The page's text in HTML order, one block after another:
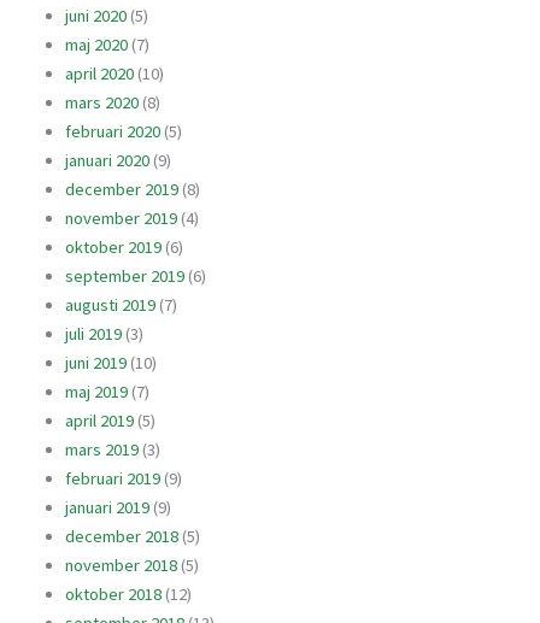
juni 2020(5)
maj 2020(7)
april 2020(10)
mars 2020(8)
februari 2020(5)
januari 2020(9)
december 2019(8)
november 2019(4)
oktober 2019(6)
september 2019(6)
augusti 2019(7)
juli 2019(3)
juni 2019(10)
maj 2019(7)
april 2019(5)
mars 2019(3)
februari 2019(9)
januari 2019(9)
december 2018(5)
november 2018(5)
oktober 2018(12)